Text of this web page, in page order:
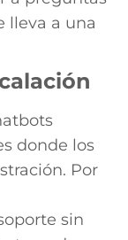
lleva a una
donde los
Por
sin